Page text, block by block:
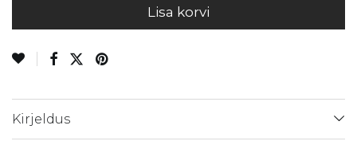
Lisa korvi
Kirjeldus